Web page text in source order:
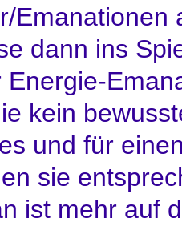
Emanationen
dann ins
kein
und für
sie
ist mehr auf